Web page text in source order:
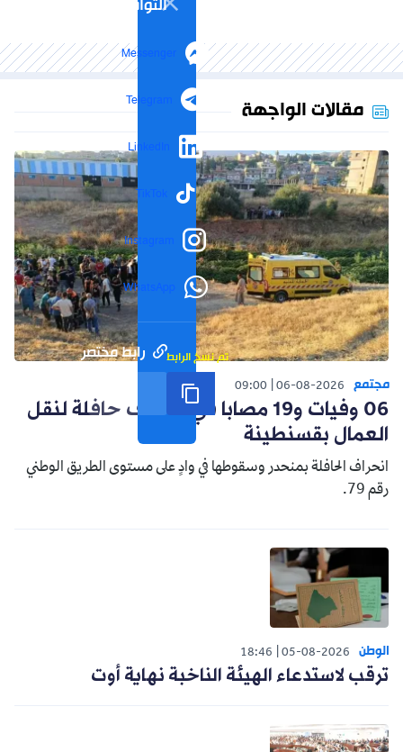
التواصل الاجتماعي
Messenger
Telegram
LinkedIn
TikTok
Instagram
WhatsApp
رابط مختصر تم نسخ الرابط
مقالات الواجهة
مجتمع 06-08-2026
09:00
06 وفيات و19 مصابا في انحراف حافلة لنقل
العمال بقسنطينة
انحراف الحافلة بمنحدر وسقوطها في وادٍ على مستوى الطريق الوطني
رقم 79.
الوطن 05-08-2026
18:46
ترقب لاستدعاء الهيئة الناخبة نهاية أوت